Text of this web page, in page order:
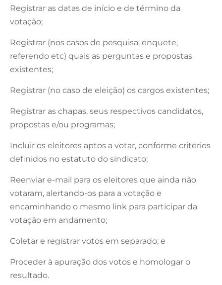
Registrar as datas de início e de término da
votação;
Registrar (nos casos de pesquisa, enquete,
referendo etc) quais as perguntas e propostas
existentes;
Registrar (no caso de eleição) os cargos existentes;
Registrar as chapas, seus respectivos candidatos,
propostas e/ou programas;
Incluir os eleitores aptos a votar, conforme critérios
definidos no estatuto do sindicato;
Reenviar e-mail para os eleitores que ainda não
votaram, alertando-os para a votação e
encaminhando o mesmo link para participar da
votação em andamento;
Coletar e registrar votos em separado; e
Proceder à apuração dos votos e homologar o
resultado.